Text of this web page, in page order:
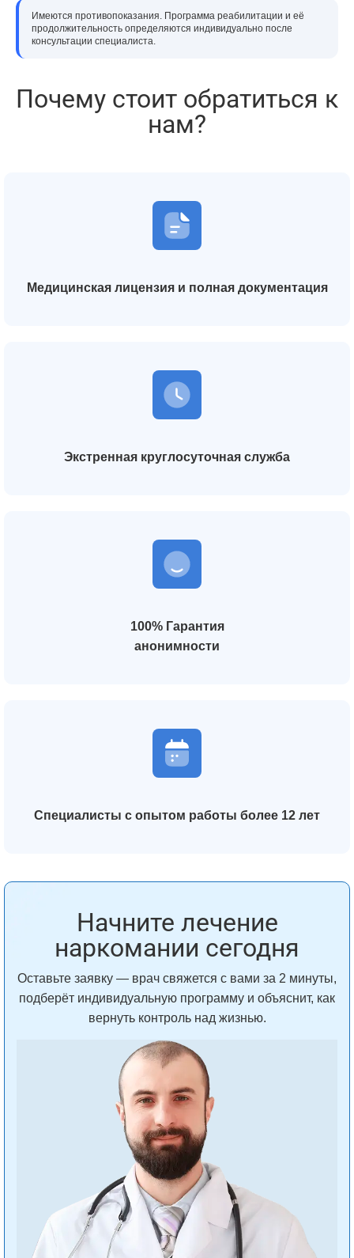
Имеются противопоказания. Программа реабилитации и её
продолжительность определяются индивидуально после
консультации специалиста.
Почему стоит обратиться к
нам?
Медицинская лицензия и полная документация
Экстренная круглосуточная служба
100% Гарантия
анонимности
Специалисты с опытом работы более 12 лет
Начните лечение
наркомании сегодня
Оставьте заявку — врач свяжется с вами за 2 минуты,
подберёт индивидуальную программу и объяснит, как
вернуть контроль над жизнью.